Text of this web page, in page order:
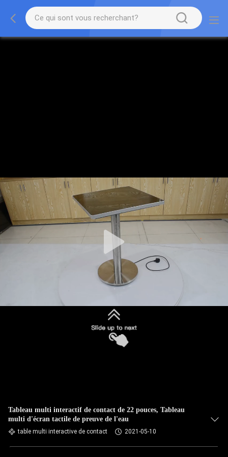
Tableau multi interactif de contact de 22 pouces, Tableau
multi d'écran tactile de preuve de l'eau
table multi interactive de contact 2021-05-10